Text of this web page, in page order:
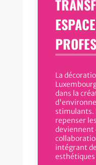
La
dans la
stimulants.
repenser
deviennent
intégrant